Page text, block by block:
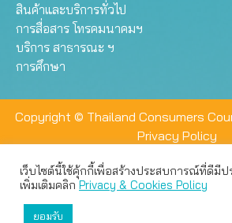
สินค้าและบริการทั่วไป
การสื่อสาร โทรคมนาคมฯ
บริการ สาธารณะ ฯ
การศึกษา
Copyright © Thailand Consumers
Privacy Policy
เว็บไซต์นี้ใช้คุ้กกี้เพื่อสร้างประสบการณ์ที่ดีมี
เพิ่มเติมคลิกPrivacy & Cookies Policy
ยอมรับ
เว็บไซต์นี้ใช้คุกกี้เพื่อมอบประสบการณ์การ
สามารถเลือกตั้งค่าความเป็นส่วนตัวได้